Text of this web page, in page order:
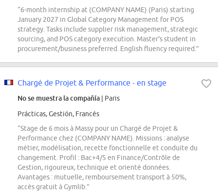
“6-month internship at (COMPANY NAME) (Paris) starting
January 2027 in Global Category Management for POS
strategy. Tasks include supplier risk management, strategic
sourcing, and POS category execution. Master's student in
procurement/business preferred. English fluency required.”
Chargé de Projet & Performance - en stage
No se muestra la compañía | Paris
Prácticas, Gestión, Francés
“Stage de 6 mois à Massy pour un Chargé de Projet &
Performance chez (COMPANY NAME). Missions : analyse
métier, modélisation, recette fonctionnelle et conduite du
changement. Profil : Bac+4/5 en Finance/Contrôle de
Gestion, rigoureux, technique et orienté données.
Avantages : mutuelle, remboursement transport à 50%,
accès gratuit à Gymlib.”